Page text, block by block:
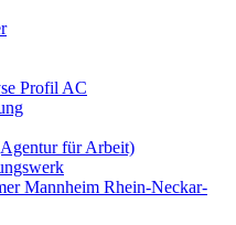
Profil AC
für Arbeit)
Mannheim Rhein-Neckar-